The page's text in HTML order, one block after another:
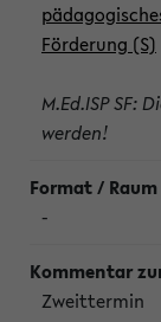
Förderung (S)
M.Ed.ISP SF:
werden!
-
Zweittermin